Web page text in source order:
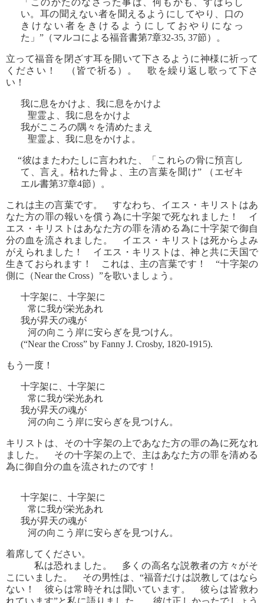
「このかたのなさった事は、何もかも、すばらし
い。耳の聞えない者を聞えるようにしてやり、口の
きけない者をきけるようにしておやりになっ
た」”（マルコによる福音書第7章32-35, 37節）。
立って福音を閉ざす耳を開いて下さるように神様に祈って
ください！ （皆で祈る）。 歌を繰り返し歌って下さ
い！
我に息をかけよ、我に息をかけよ
聖霊よ、我に息をかけよ
我がこころの隅々を清めたまえ
聖霊よ、我に息をかけよ。
“彼はまたわたしに言われた、「これらの骨に預言し
て、言え。枯れた骨よ、主の言葉を聞け” （エゼキ
エル書第37章4節）。
これは主の言葉です。 すなわち、イエス・キリストはあ
なた方の罪の報いを償う為に十字架で死なれました！ イ
エス・キリストはあなた方の罪を清める為に十字架で御自
分の血を流されました。 イエス・キリストは死からよみ
がえられました！ イエス・キリストは、神と共に天国で
生きておられます！ これは、主の言葉です！ “十字架の
側に（Near the Cross）”を歌いましょう。
十字架に、十字架に
常に我が栄光あれ
我が昇天の魂が
河の向こう岸に安らぎを見つけん。
(“Near the Cross” by Fanny J. Crosby, 1820-1915).
もう一度！
十字架に、十字架に
常に我が栄光あれ
我が昇天の魂が
河の向こう岸に安らぎを見つけん。
キリストは、その十字架の上であなた方の罪の為に死なれ
ました。 その十字架の上で、主はあなた方の罪を清める
為に御自分の血を流されたのです！
十字架に、十字架に
常に我が栄光あれ
我が昇天の魂が
河の向こう岸に安らぎを見つけん。
着席してください。
私は恐れました。 多くの高名な説教者の方々がそ
こにいました。 その男性は、“福音だけは説教してはなら
ない！ 彼らは常時それは聞いています。 彼らは皆救わ
れています”と私に語りました。 彼は正しかったでしょう